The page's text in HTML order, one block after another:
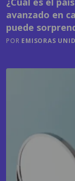
EMISORAS
MODA Y BELLEZA